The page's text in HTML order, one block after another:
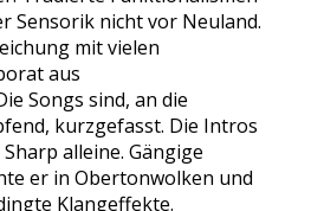
Sensorik nicht vor Neuland.
mit vielen
aus
Songs sind, an die
kurzgefasst. Die Intros
alleine. Gängige
er in Obertonwolken und
Klangeffekte.